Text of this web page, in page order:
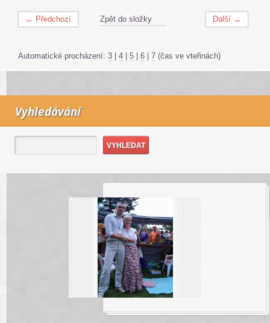
← Předchozí Další →
Zpět do složky
Automatické procházení: 3 | 4 | 5 | 6 | 7 (čas ve vteřinách)
Vyhledávání